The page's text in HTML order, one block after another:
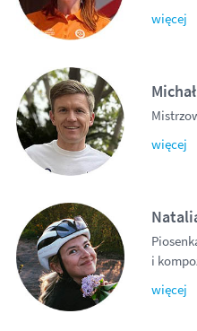
więcej
więcej
i
więcej